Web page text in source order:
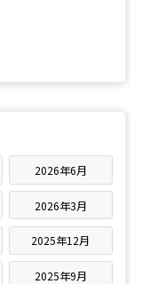
2026年6月
2026年3月
2025年12月
2025年9月